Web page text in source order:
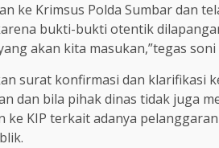
ke Krimsus Polda Sumbar dan
bukti-bukti otentik
akan kita masukan,”tegas soni
surat konfirmasi dan klarifikasi
dan bila pihak dinas tidak juga
ke KIP terkait adanya